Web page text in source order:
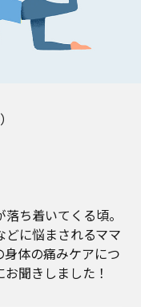
ち着いてくる頃。
どに悩まされるママ
体の痛みケアにつ
聞きしました！